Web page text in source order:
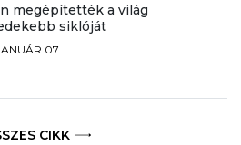
megépítették a világ
siklóját
07.
CIKK